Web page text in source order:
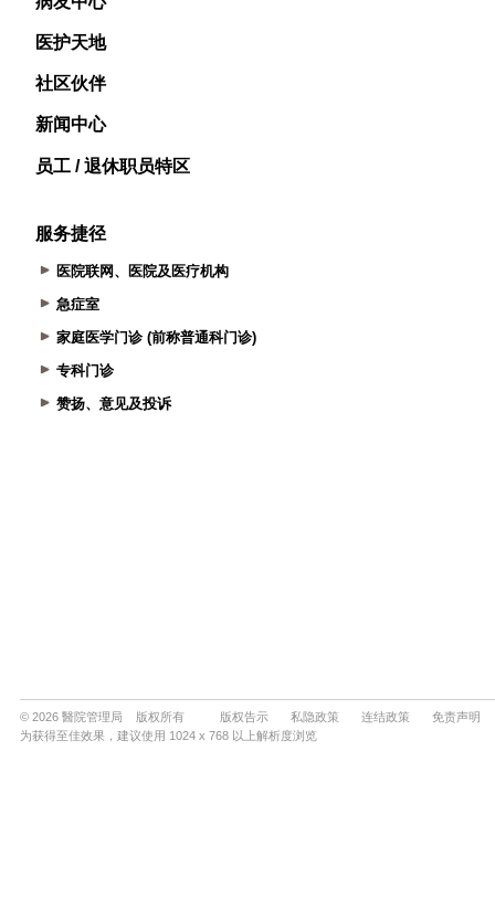
医护天地
社区伙伴
新闻中心
员工 / 退休职员特区
服务捷径
医院联网、医院及医疗机构
急症室
家庭医学门诊 (前称普通科门诊)
专科门诊
赞扬、意见及投诉
© 2026 醫院管理局 版权所有 版权告示 私隐政策 连结政策
免责声明
为获得至佳效果，建议使用 1024 x 768 以上解析度浏览